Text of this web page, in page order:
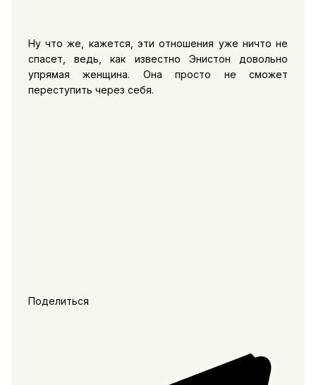
Ну что же, кажется, эти отношения уже ничто не
спасет, ведь, как известно Энистон довольно
упрямая женщина. Она просто не сможет
переступить через себя.
Поделиться